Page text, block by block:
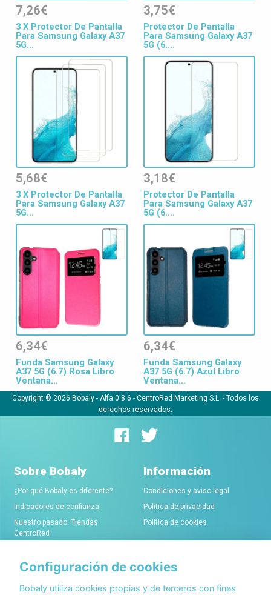
7,26€
3 X Protector De Pantalla
Para Samsung Galaxy A37
5G...
3,75€
Protector De Pantalla
Para Samsung Galaxy A37
5G (6....
5,68€
3 X Protector De Pantalla
Para Samsung Galaxy A37
5G...
3,18€
Protector De Pantalla
Para Samsung Galaxy A37
5G (6....
6,34€
Funda Samsung Galaxy
A37 5G (6.7) Rosa Libro
Ventana...
6,34€
Funda Samsung Galaxy
A37 5G (6.7) Azul Libro
Ventana...
Copyright © 2026 Bobaly - Alfa 0.8.6 - CentroRed Marketing S.L. - Todos los
derechos reservados.
Sobre Bobaly
¿Por qué Bobaly es diferente?
Indicadores de confianza
Nuestro pasado: Tiendas
CentroRed
Información
Condiciones y aviso legal
Política de privacidad
Política de cookies
Comerciantes
Alta de tiendas online
Conócenos
Acerca de Bobaly Partners
Configuración de cookies
Bobaly utiliza cookies propias y de terceros con fines